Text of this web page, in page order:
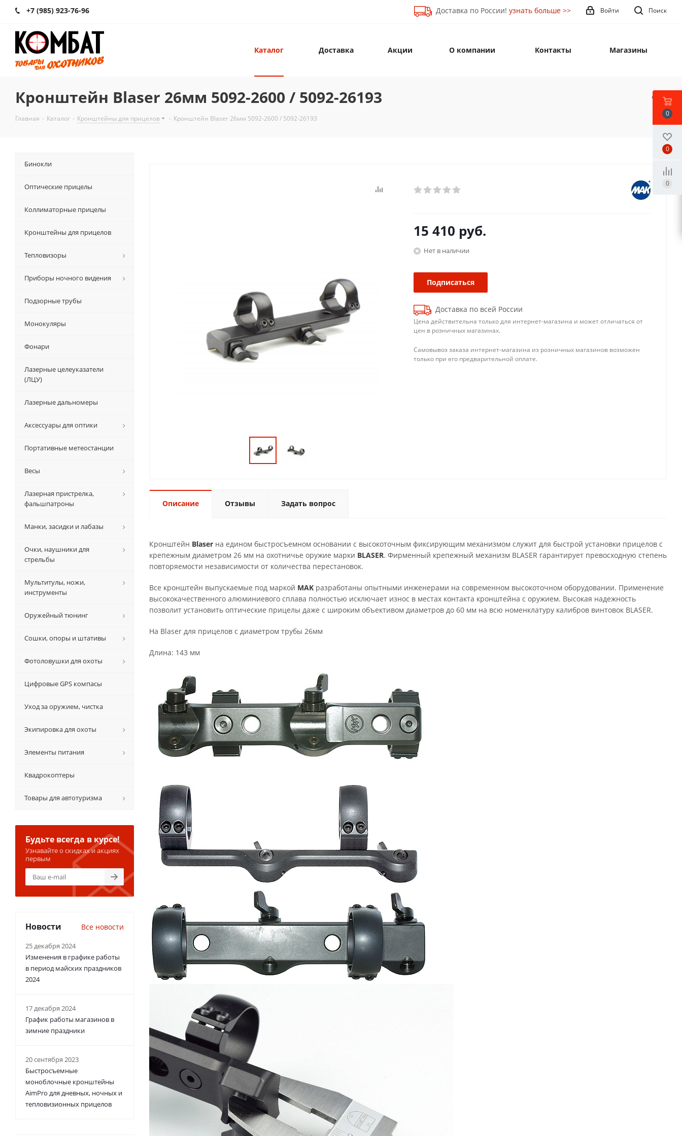
+7 (985) 923-76-96 Поиск
Войти
Доставка по России! узнать больше >>
Каталог Доставка Акции О компании Контакты Магазины
Кронштейн Blaser 26мм 5092-2600 / 5092-26193
Главная - Каталог - Кронштейны для прицелов - Кронштейн Blaser 26мм 5092-2600 / 5092-26193
15 410 руб.
Нет в наличии
Подписаться
Доставка по всей России
Цена действительна только для интернет-магазина и может отличаться от
цен в розничных магазинах.
Самовывоз заказа интернет-магазина из розничных магазинов возможен
только при его предварительной оплате.
Описание Отзывы Задать вопрос
Кронштейн Blaser на едином быстросъемном основании с высокоточным фиксирующим механизмом служит для быстрой установки прицелов с
крепежным диаметром 26 мм на охотничье оружие марки BLASER. Фирменный крепежный механизм BLASER гарантирует превосходную степень
повторяемости независимости от количества перестановок.
Все кронштейн выпускаемые под маркой MAK разработаны опытными инженерами на современном высокоточном оборудовании. Применение
высококачественного алюминиевого сплава полностью исключает износ в местах контакта кронштейна с оружием. Высокая надежность
позволит установить оптические прицелы даже с широким объективом диаметров до 60 мм на всю номенклатуру калибров винтовок BLASER.
На Blaser для прицелов с диаметром трубы 26мм
Длина: 143 мм
Бинокли
Оптические прицелы
Коллиматорные прицелы
Кронштейны для прицелов
Тепловизоры
Приборы ночного видения
Подзорные трубы
Монокуляры
Фонари
Лазерные целеуказатели
(ЛЦУ)
Лазерные дальномеры
Аксессуары для оптики
Портативные метеостанции
Весы
Лазерная пристрелка,
фальшпатроны
Манки, засидки и лабазы
Очки, наушники для
стрельбы
Мультитулы, ножи,
инструменты
Оружейный тюнинг
Сошки, опоры и штативы
Фотоловушки для охоты
Цифровые GPS компасы
Уход за оружием, чистка
Экипировка для охоты
Элементы питания
Квадрокоптеры
Товары для автотуризма
Будьте всегда в курсе!
Узнавайте о скидках и акциях
первым
Новости Все новости
25 декабря 2024
Изменения в графике работы
в период майских праздников
2024
17 декабря 2024
График работы магазинов в
зимние праздники
20 сентября 2023
Быстросъемные
моноблочные кронштейны
AimPro для дневных, ночных и
тепловизионных прицелов
0
0
0